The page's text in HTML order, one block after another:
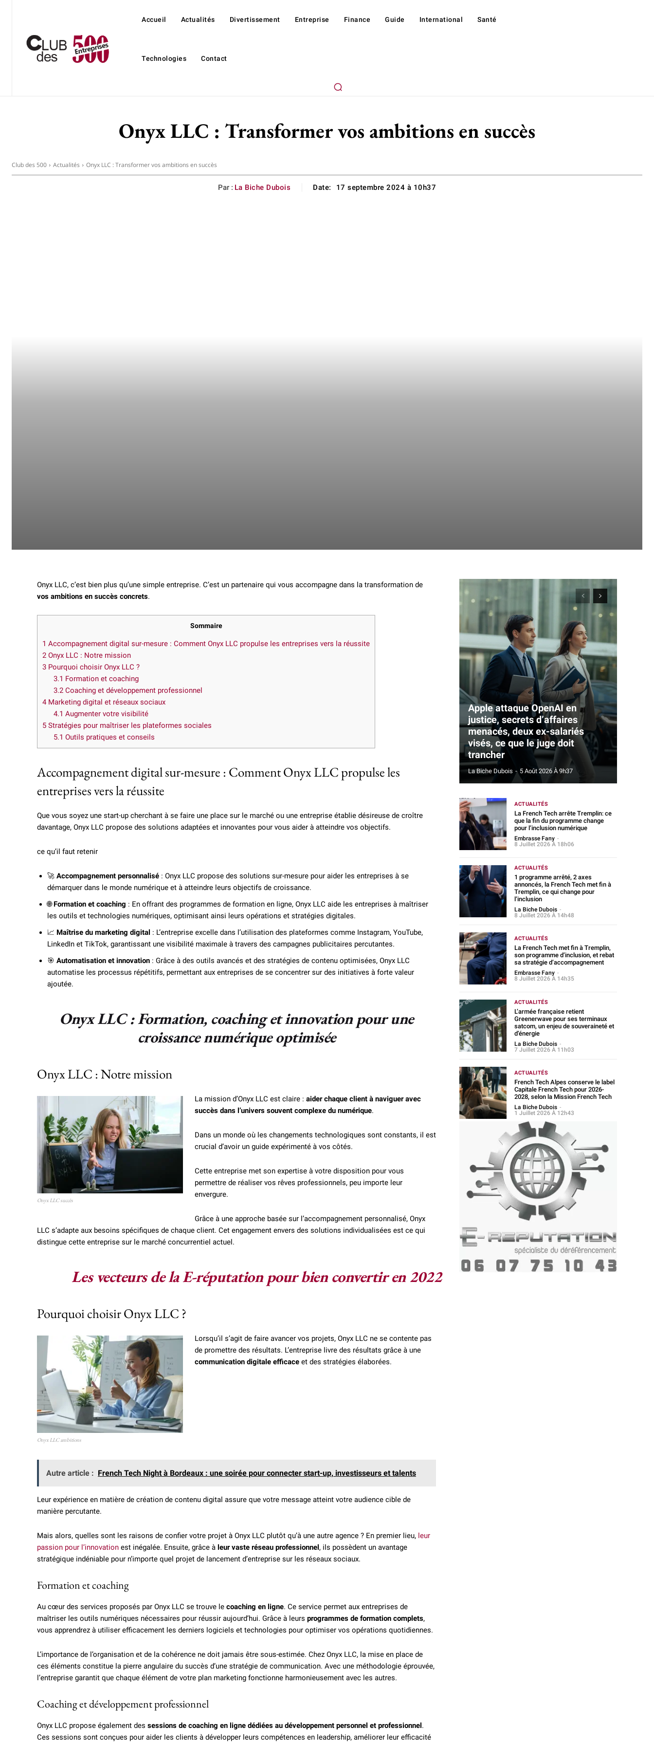
Accueil Actualités Divertissement Entreprise Finance Guide International Santé
Technologies Contact
Onyx LLC : Transformer vos ambitions en succès
Club des 500 Actualités Onyx LLC : Transformer vos ambitions en succès
Par : La Biche Dubois Date: 17 septembre 2024 à 10h37
Onyx LLC, c’est bien plus qu’une simple entreprise. C’est un partenaire qui vous accompagne dans la transformation de
vos ambitions en succès concrets.
Sommaire
1 Accompagnement digital sur-mesure : Comment Onyx LLC propulse les entreprises vers la réussite
2 Onyx LLC : Notre mission
3 Pourquoi choisir Onyx LLC ?
3.1 Formation et coaching
3.2Coaching et développement professionnel
4 Marketing digital et réseaux sociaux
4.1 Augmenter votre visibilité
5 Stratégies pour maîtriser les plateformes sociales
5.1 Outils pratiques et conseils
Accompagnement digital sur-mesure : Comment Onyx LLC propulse les
entreprises vers la réussite
Que vous soyez une start-up cherchant à se faire une place sur le marché ou une entreprise établie désireuse de croître
davantage, Onyx LLC propose des solutions adaptées et innovantes pour vous aider à atteindre vos objectifs.
ce qu’il faut retenir
🚀 Accompagnement personnalisé : Onyx LLC propose des solutions sur-mesure pour aider les entreprises à se
démarquer dans le monde numérique et à atteindre leurs objectifs de croissance.
🌐Formation et coaching : En offrant des programmes de formation en ligne, Onyx LLC aide les entreprises à maîtriser
les outils et technologies numériques, optimisant ainsi leurs opérations et stratégies digitales.
📈 Maîtrise du marketing digital : L’entreprise excelle dans l’utilisation des plateformes comme Instagram, YouTube,
LinkedIn et TikTok, garantissant une visibilité maximale à travers des campagnes publicitaires percutantes.
🎯 Automatisation et innovation : Grâce à des outils avancés et des stratégies de contenu optimisées, Onyx LLC
automatise les processus répétitifs, permettant aux entreprises de se concentrer sur des initiatives à forte valeur
ajoutée.
Onyx LLC : Formation, coaching et innovation pour une
croissance numérique optimisée
Onyx LLC : Notre mission
Onyx LLC succès
La mission d’Onyx LLC est claire : aider chaque client à naviguer avec
succès dans l’univers souvent complexe du numérique.
Dans un monde où les changements technologiques sont constants, il est
crucial d’avoir un guide expérimenté à vos côtés.
Cette entreprise met son expertise à votre disposition pour vous
permettre de réaliser vos rêves professionnels, peu importe leur
envergure.
Grâce à une approche basée sur l’accompagnement personnalisé, Onyx
LLC s’adapte aux besoins spécifiques de chaque client. Cet engagement envers des solutions individualisées est ce qui
distingue cette entreprise sur le marché concurrentiel actuel.
Les vecteurs de la E-réputation pour bien convertir en 2022
Pourquoi choisir Onyx LLC ?
Onyx LLC ambitions
Lorsqu’il s’agit de faire avancer vos projets, Onyx LLC ne se contente pas
de promettre des résultats. L’entreprise livre des résultats grâce à une
communication digitale efficace et des stratégies élaborées.
Autre article : French Tech Night à Bordeaux : une soirée pour connecter start-up, investisseurs et talents
Leur expérience en matière de création de contenu digital assure que votre message atteint votre audience cible de
manière percutante.
Mais alors, quelles sont les raisons de confier votre projet à Onyx LLC plutôt qu’à une autre agence ? En premier lieu, leur
passion pour l’innovation est inégalée. Ensuite, grâce à leur vaste réseau professionnel, ils possèdent un avantage
stratégique indéniable pour n’importe quel projet de lancement d’entreprise sur les réseaux sociaux.
Formation et coaching
Au cœur des services proposés par Onyx LLC se trouve le coaching en ligne. Ce service permet aux entreprises de
maîtriser les outils numériques nécessaires pour réussir aujourd’hui. Grâce à leurs programmes de formation complets,
vous apprendrez à utiliser efficacement les derniers logiciels et technologies pour optimiser vos opérations quotidiennes.
L’importance de l’organisation et de la cohérence ne doit jamais être sous-estimée. Chez Onyx LLC, la mise en place de
ces éléments constitue la pierre angulaire du succès d’une stratégie de communication. Avec une méthodologie éprouvée,
l’entreprise garantit que chaque élément de votre plan marketing fonctionne harmonieusement avec les autres.
Coaching et développement professionnel
Onyx LLC propose également des sessions de coaching en ligne dédiées au développement personnel et professionnel.
Ces sessions sont conçues pour aider les clients à développer leurs compétences en leadership, améliorer leur efficacité
Apple attaque OpenAI en
justice, secrets d’affaires
menacés, deux ex-salariés
visés, ce que le juge doit
trancher
La Biche Dubois - 5 Août 2026 À 9h37
ACTUALITÉS
La French Tech arrête Tremplin: ce
que la fin du programme change
pour l’inclusion numérique
Embrasse Fany -
8 Juillet 2026 À 18h06
ACTUALITÉS
1 programme arrêté, 2 axes
annoncés, la French Tech met fin à
Tremplin, ce qui change pour
l’inclusion
La Biche Dubois -
8 Juillet 2026 À 14h48
ACTUALITÉS
La French Tech met fin à Tremplin,
son programme d’inclusion, et rebat
sa stratégie d’accompagnement
Embrasse Fany -
8 Juillet 2026 À 14h35
ACTUALITÉS
L’armée française retient
Greenerwave pour ses terminaux
satcom, un enjeu de souveraineté et
d’énergie
La Biche Dubois -
7 Juillet 2026 À 11h03
ACTUALITÉS
French Tech Alpes conserve le label
Capitale French Tech pour 2026-
2028, selon la Mission French Tech
La Biche Dubois -
1 Juillet 2026 À 12h43